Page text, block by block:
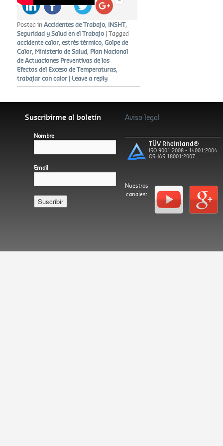
Posted in Accidentes de Trabajo INSHT,
Seguridad y Salud en el Trabajo
|Tagged
accidente calor ,estrés térmico ,Golpe de
Calor Ministerio de Salud Plan Nacional
de Actuaciones Preventivas de los
Efectos del Exceso de Temperaturas
trabajar con calor
Leave a reply
Suscribirme al boletín
Nombre
Email
Aviso legal
TÜV Rheinland®
ISO 9001:2008 - 14001:2004
OSHAS 18001:2007
Nuestros
canales:
Español